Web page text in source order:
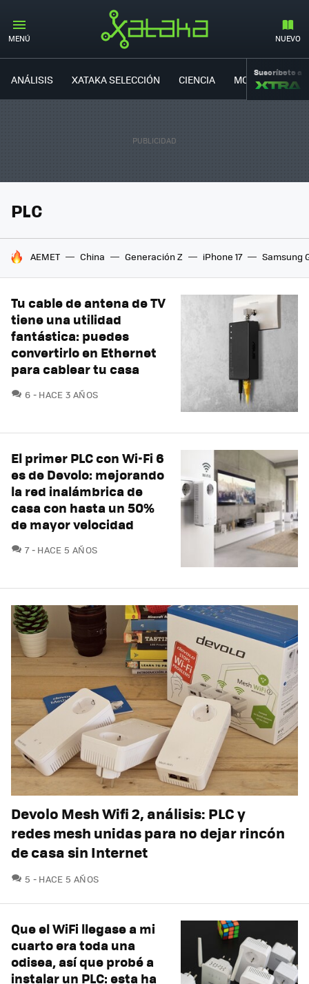
MENÚ NUEVO
ANÁLISIS XATAKA SELECCIÓN CIENCIA MOVILIDAD
Suscríbete a
PLC
HOY SE HABLA DE
AEMET China Generación Z iPhone 17 Samsung
Tu cable de antena de TV
tiene una utilidad
fantástica: puedes
convertirlo en Ethernet
para cablear tu casa
6 COMENTARIOS
HACE 3 AÑOS
El primer PLC con Wi-Fi 6
es de Devolo: mejorando
la red inalámbrica de
casa con hasta un 50%
de mayor velocidad
7COMENTARIOS
HACE 5 AÑOS
Devolo Mesh Wifi 2, análisis: PLC y
redes mesh unidas para no dejar rincón
de casa sin Internet
5 COMENTARIOS
HACE 5 AÑOS
Que el WiFi llegase a mi
cuarto era toda una
odisea, así que probé a
instalar un PLC: esta ha